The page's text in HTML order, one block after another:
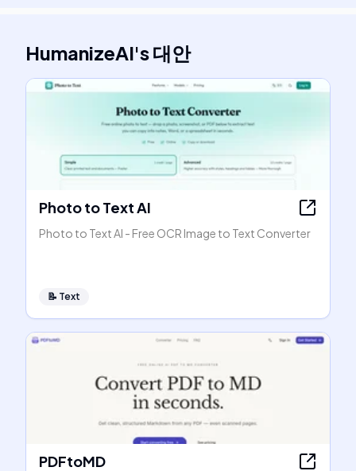
HumanizeAI's대안
Photo to Text AI
Photo to Text AI - Free OCR Image to Text Converter
📝 Text
PDFtoMD